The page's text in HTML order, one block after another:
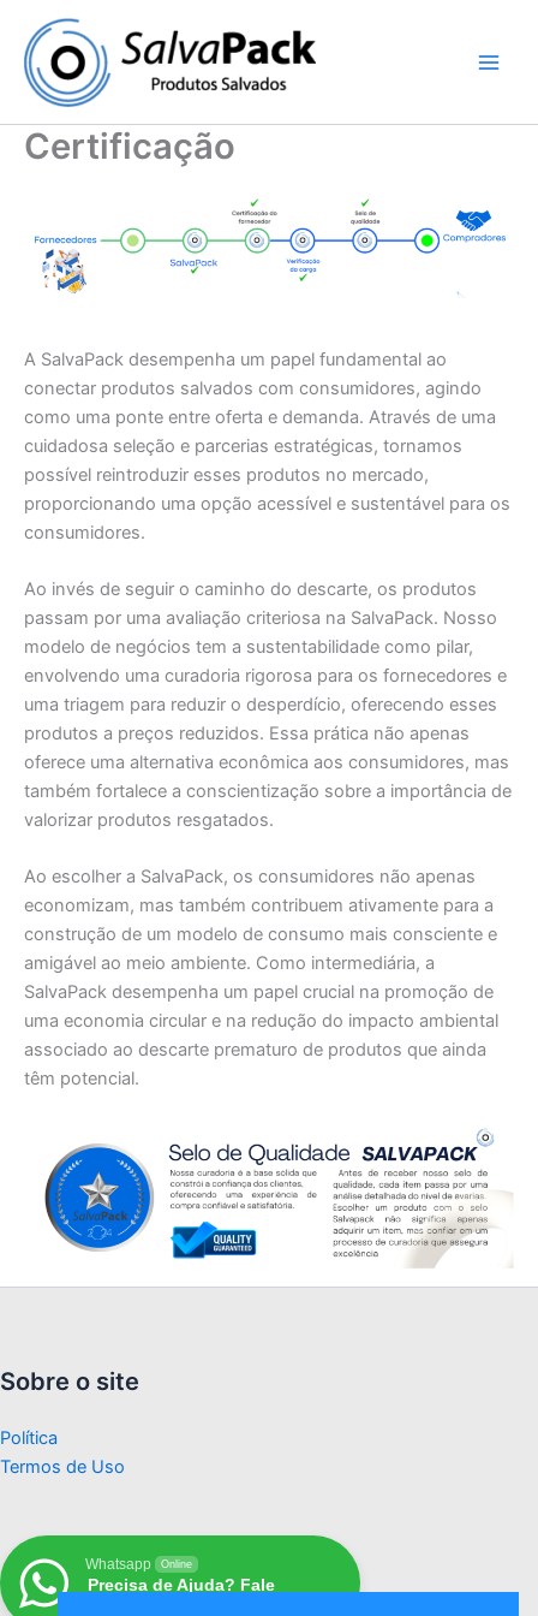
content
Certificação
A SalvaPack desempenha um papel fundamental ao
conectar produtos salvados com consumidores, agindo
como uma ponte entre oferta e demanda. Através de uma
cuidadosa seleção e parcerias estratégicas, tornamos
possível reintroduzir esses produtos no mercado,
proporcionando uma opção acessível e sustentável para os
consumidores.
Ao invés de seguir o caminho do descarte, os produtos
passam por uma avaliação criteriosa na SalvaPack. Nosso
modelo de negócios tem a sustentabilidade como pilar,
envolvendo uma curadoria rigorosa para os fornecedores e
uma triagem para reduzir o desperdício, oferecendo esses
produtos a preços reduzidos. Essa prática não apenas
oferece uma alternativa econômica aos consumidores, mas
também fortalece a conscientização sobre a importância de
valorizar produtos resgatados.
Ao escolher a SalvaPack, os consumidores não apenas
economizam, mas também contribuem ativamente para a
construção de um modelo de consumo mais consciente e
amigável ao meio ambiente. Como intermediária, a
SalvaPack desempenha um papel crucial na promoção de
uma economia circular e na redução do impacto ambiental
associado ao descarte prematuro de produtos que ainda
têm potencial.
Sobre o site
Política
Termos de Uso
Whatsapp Online
Precisa de Ajuda? Fale